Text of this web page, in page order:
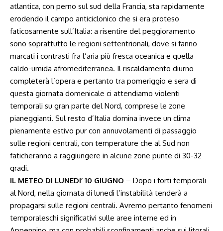
atlantica, con perno sul sud della Francia, sta rapidamente
erodendo il campo anticiclonico che si era proteso
faticosamente sull’Italia: a risentire del peggioramento
sono soprattutto le regioni settentrionali, dove si fanno
marcati i contrasti fra l’aria più fresca oceanica e quella
caldo-umida afromediterranea. Il riscaldamento diurno
completerà l’opera e pertanto tra pomeriggio e sera di
questa giornata domenicale ci attendiamo violenti
temporali su gran parte del Nord, comprese le zone
pianeggianti. Sul resto d’Italia domina invece un clima
pienamente estivo pur con annuvolamenti di passaggio
sulle regioni centrali, con temperature che al Sud non
faticheranno a raggiungere in alcune zone punte di 30-32
gradi.
IL METEO DI LUNEDI’ 10 GIUGNO – Dopo i forti temporali
al Nord, nella giornata di lunedì l’instabilità tenderà a
propagarsi sulle regioni centrali. Avremo pertanto fenomeni
temporaleschi significativi sulle aree interne ed in